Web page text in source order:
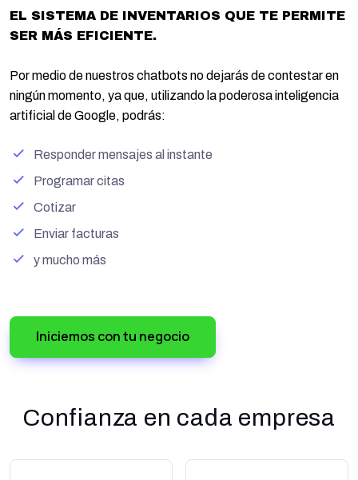
EL SISTEMA DE INVENTARIOS QUE TE PERMITE
SER MÁS EFICIENTE.
Por medio de nuestros chatbots no dejarás de contestar en
ningún momento, ya que, utilizando la poderosa inteligencia
artificial de Google, podrás:
Responder mensajes al instante
Programar citas
Cotizar
Enviar facturas
y mucho más
Iniciemos con tu negocio
Confianza en cada empresa